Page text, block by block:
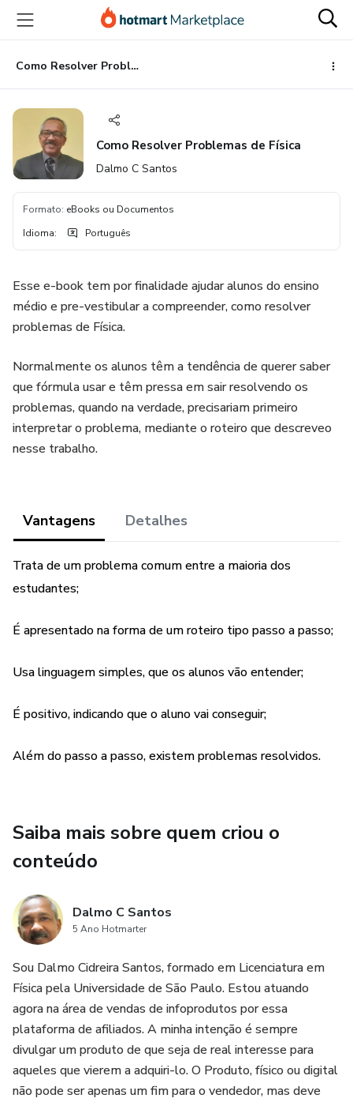
para
conteúdo
principal
para
pagamento
para
rodapé
Como Resolver Problemas de Física
Como Resolver Problemas de Física
Dalmo C Santos
Formato: eBooks ou Documentos
Idioma: Português
Esse e-book tem por finalidade ajudar alunos do ensino
médio e pre-vestibular a compreender, como resolver
problemas de Física.
Normalmente os alunos têm a tendência de querer saber
que fórmula usar e têm pressa em sair resolvendo os
problemas, quando na verdade, precisariam primeiro
interpretar o problema, mediante o roteiro que descreveo
nesse trabalho.
Vantagens Detalhes
Trata de um problema comum entre a maioria dos
estudantes;
É apresentado na forma de um roteiro tipo passo a passo;
Usa linguagem simples, que os alunos vão entender;
É positivo, indicando que o aluno vai conseguir;
Além do passo a passo, existem problemas resolvidos.
Saiba mais sobre quem criou o
conteúdo
Dalmo C Santos
5 Ano Hotmarter
Sou Dalmo Cidreira Santos, formado em Licenciatura em
Física pela Universidade de São Paulo. Estou atuando
agora na área de vendas de infoprodutos por essa
plataforma de afiliados. A minha intenção é sempre
divulgar um produto de que seja de real interesse para
aqueles que vierem a adquiri-lo. O Produto, físico ou digital
não pode ser apenas um fim para o vendedor, mas deve